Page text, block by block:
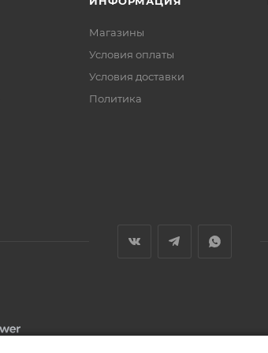
Магазины
Условия оплаты
Условия доставки
Политика